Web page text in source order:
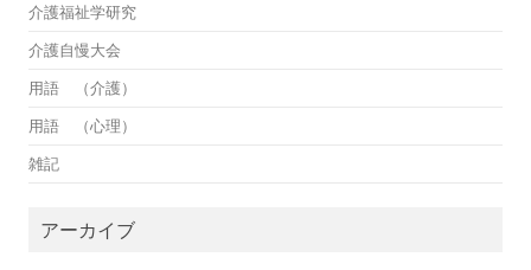
介護福祉学研究
介護自慢大会
用語 （介護）
用語 （心理）
雑記
アーカイブ